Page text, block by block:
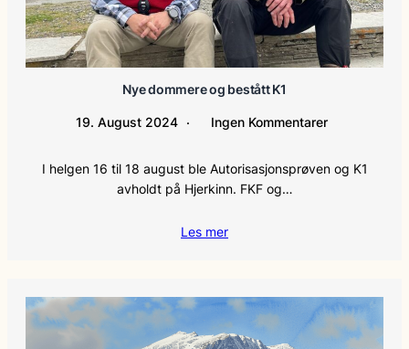
Nye dommere og bestått K1
19. August 2024 Ingen Kommentarer
I helgen 16 til 18 august ble Autorisasjonsprøven og K1
avholdt på Hjerkinn. FKF og…
Les mer